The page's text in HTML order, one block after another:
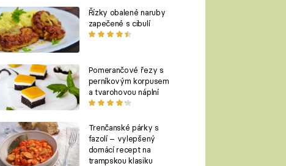
Řízky obalené naruby
zapečené s cibulí
Pomerančové řezy s
perníkovým korpusem
a tvarohovou náplní
Trenčanské párky s
fazolí – vylepšený
domácí recept na
trampskou klasiku